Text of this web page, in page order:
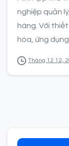
nghiệp quản
hàng. Với
hóa, ứng
Tháng 12 12,